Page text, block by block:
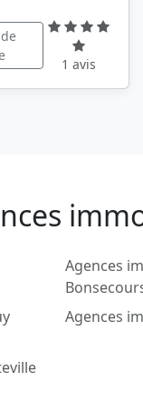
1 avis
Agences
Agences